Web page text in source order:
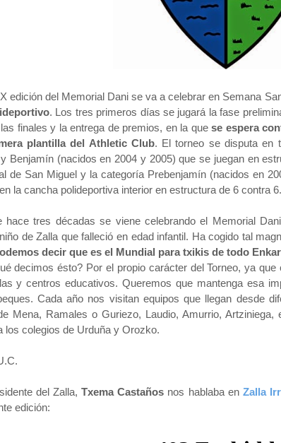
edición del Memorial Dani se va a celebrar en Semana
. Los tres primeros días se jugará la fase
finales y la entrega de premios, en la quese espera
plantilla del Athletic Club. El torneo se disputa en
Benjamín (nacidos en 2004 y 2005) que se juegan en
de San Miguel y la categoría Prebenjamín (nacidos en
la cancha polideportiva interior en estructura de 6 contra 6.
hace tres décadas se viene celebrando el Memorial
de Zalla que falleció en edad infantil. Ha cogido tal
decir que es el Mundial para txikis de todo
decimos ésto? Por el propio carácter del Torneo, ya
y centros educativos. Queremos que mantenga esa
Cada año nos visitan equipos que llegan desde
Mena, Ramales o Guriezo, Laudio, Amurrio,
los colegios de Urduña y Orozko.
del Zalla,Txema Castaños nos hablaba en Zalla
edición: